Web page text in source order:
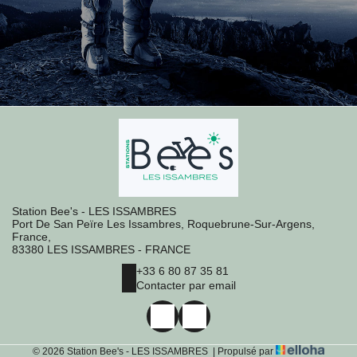
Station Bee's - LES ISSAMBRES
Port De San Peïre Les Issambres, Roquebrune-Sur-Argens,
France,
83380 LES ISSAMBRES - FRANCE
+33 6 80 87 35 81
Contacter par email
© 2026 Station Bee's - LES ISSAMBRES Propulsé par